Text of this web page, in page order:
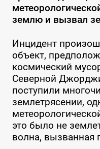
землю и вызвал
Инцидент
объект,
космический
Северной
поступили
землетрясении,
это было не
волна, вызванная